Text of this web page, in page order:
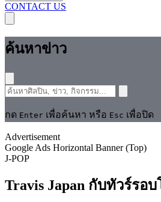
CONTACT US
ค้นหาข่าว
กด Enter เพื่อค้นหา หรือ Esc เพื่อปิด
Advertisement
Google Ads Horizontal Banner (Top)
J-POP
Travis Japan กับทัวร์รอ